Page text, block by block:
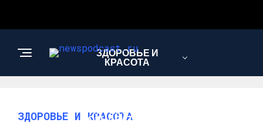
ЗДОРОВЬЕ И
КРАСОТА
ИНТЕРЕСНОЕ И
ПОЗНАВАТЕЛЬНОЕ
ЗДОРОВЬЕ И КРАСОТА